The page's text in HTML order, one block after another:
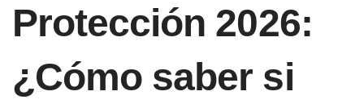
Protección 2026:
¿Cómo saber si